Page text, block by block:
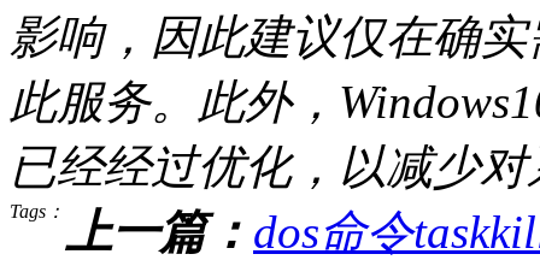
影响，因此建议仅在确
此服务。此外，
已经经过优化，以减少
Tags： 上一篇： dos命令